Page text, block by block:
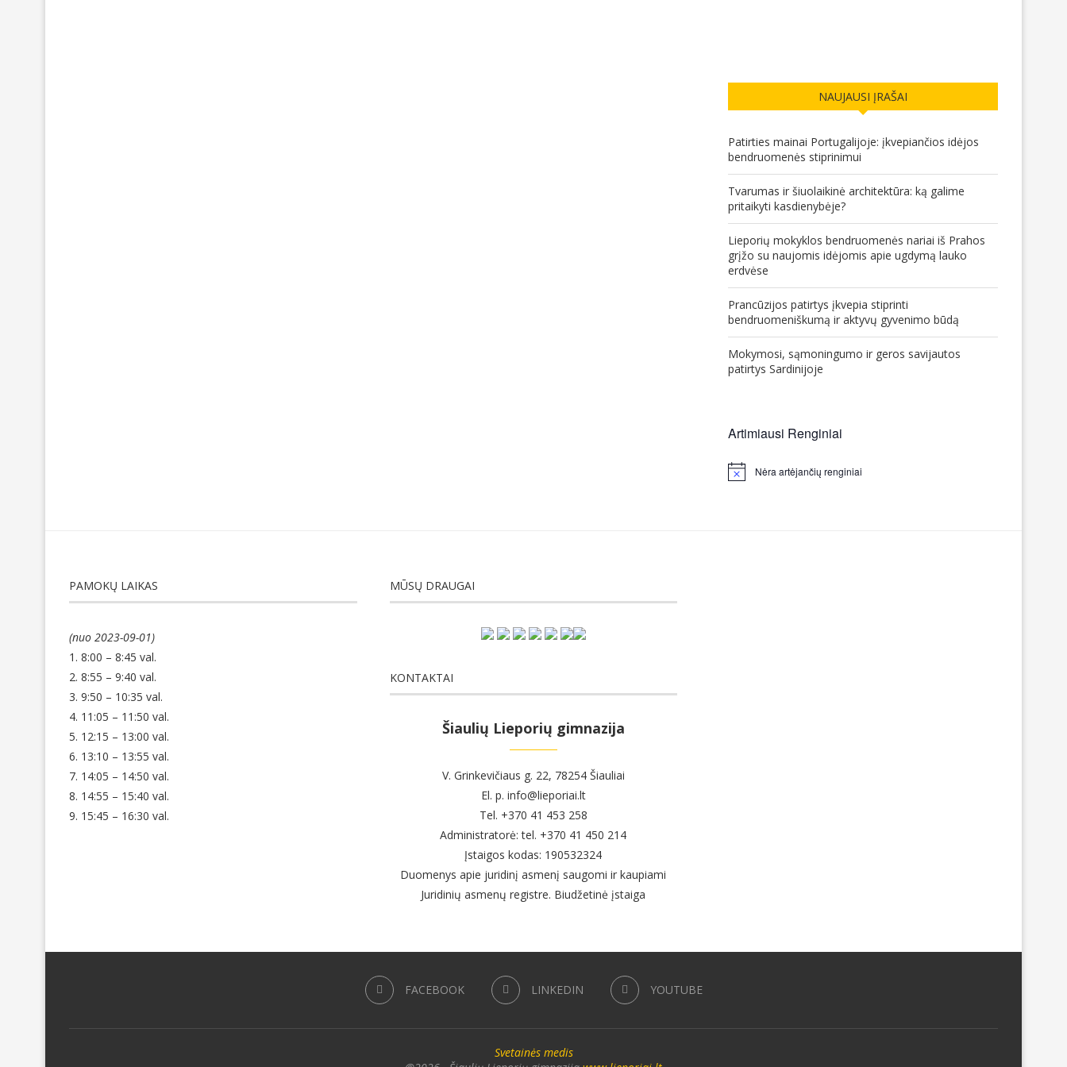
NAUJAUSI ĮRAŠAI
Patirties mainai Portugalijoje: įkvepiančios idėjos
bendruomenės stiprinimui
Tvarumas ir šiuolaikinė architektūra: ką galime
pritaikyti kasdienybėje?
Lieporių mokyklos bendruomenės nariai iš Prahos
grįžo su naujomis idėjomis apie ugdymą lauko
erdvėse
Prancūzijos patirtys įkvepia stiprinti
bendruomeniškumą ir aktyvų gyvenimo būdą
Mokymosi, sąmoningumo ir geros savijautos
patirtys Sardinijoje
Artimiausi Renginiai
Notice Nėra artėjančių renginiai
PAMOKŲ LAIKAS
(nuo 2023-09-01)
1. 8:00 – 8:45 val.
2. 8:55 – 9:40 val.
3. 9:50 – 10:35 val.
4. 11:05 – 11:50 val.
5. 12:15 – 13:00 val.
6. 13:10 – 13:55 val.
7. 14:05 – 14:50 val.
8. 14:55 – 15:40 val.
9. 15:45 – 16:30 val.
MŪSŲ DRAUGAI
KONTAKTAI
Šiaulių Lieporių gimnazija
V. Grinkevičiaus g. 22, 78254 Šiauliai
El. p. info@lieporiai.lt
Tel. +370 41 453 258
Administratorė: tel. +370 41 450 214
Įstaigos kodas: 190532324
Duomenys apie juridinį asmenį saugomi ir kaupiami
Juridinių asmenų registre. Biudžetinė įstaiga
FACEBOOK LINKEDIN YOUTUBE
Svetainės medis